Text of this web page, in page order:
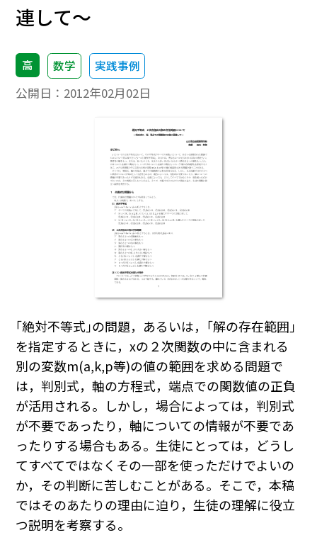
連して～
高 数学 実践事例
公開日： 2012年02月02日
｢絶対不等式｣の問題，あるいは，｢解の存在範囲｣
を指定するときに，xの２次関数の中に含まれる
別の変数m(a,k,p等)の値の範囲を求める問題で
は，判別式，軸の方程式，端点での関数値の正負
が活用される。しかし，場合によっては，判別式
が不要であったり，軸についての情報が不要であ
ったりする場合もある。生徒にとっては，どうし
てすべてではなくその一部を使っただけでよいの
か，その判断に苦しむことがある。そこで，本稿
ではそのあたりの理由に迫り，生徒の理解に役立
つ説明を考察する。